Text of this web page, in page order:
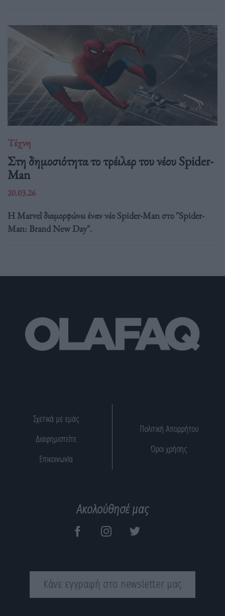
Τέχνη
Στη δημοσιότητα το τρέιλερ του νέου Spider-
Man
20.03.26
Η Marvel διαμορφώνει έναν νέο Spider-Man στο "Spider-
Man: Brand New Day".
Σχετικά με εμάς
Διαφημιστείτε
Επικοινωνία
Πολιτική Απορρήτου
Όροι χρήσης
Ακολούθησέ μας
Κάνε εγγραφή στο newsletter μας